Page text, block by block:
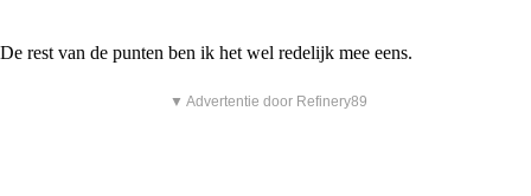
De rest van de punten ben ik het wel redelijk mee eens.
▼ Advertentie door Refinery89